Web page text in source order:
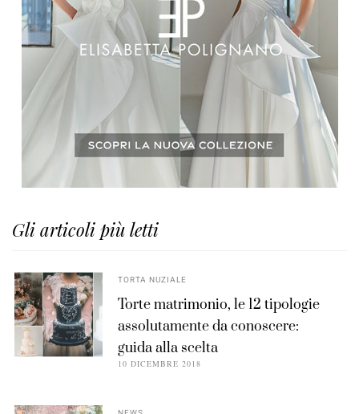
Gli articoli più letti
TORTA NUZIALE
Torte matrimonio, le 12 tipologie
assolutamente da conoscere:
guida alla scelta
10 DICEMBRE 2018